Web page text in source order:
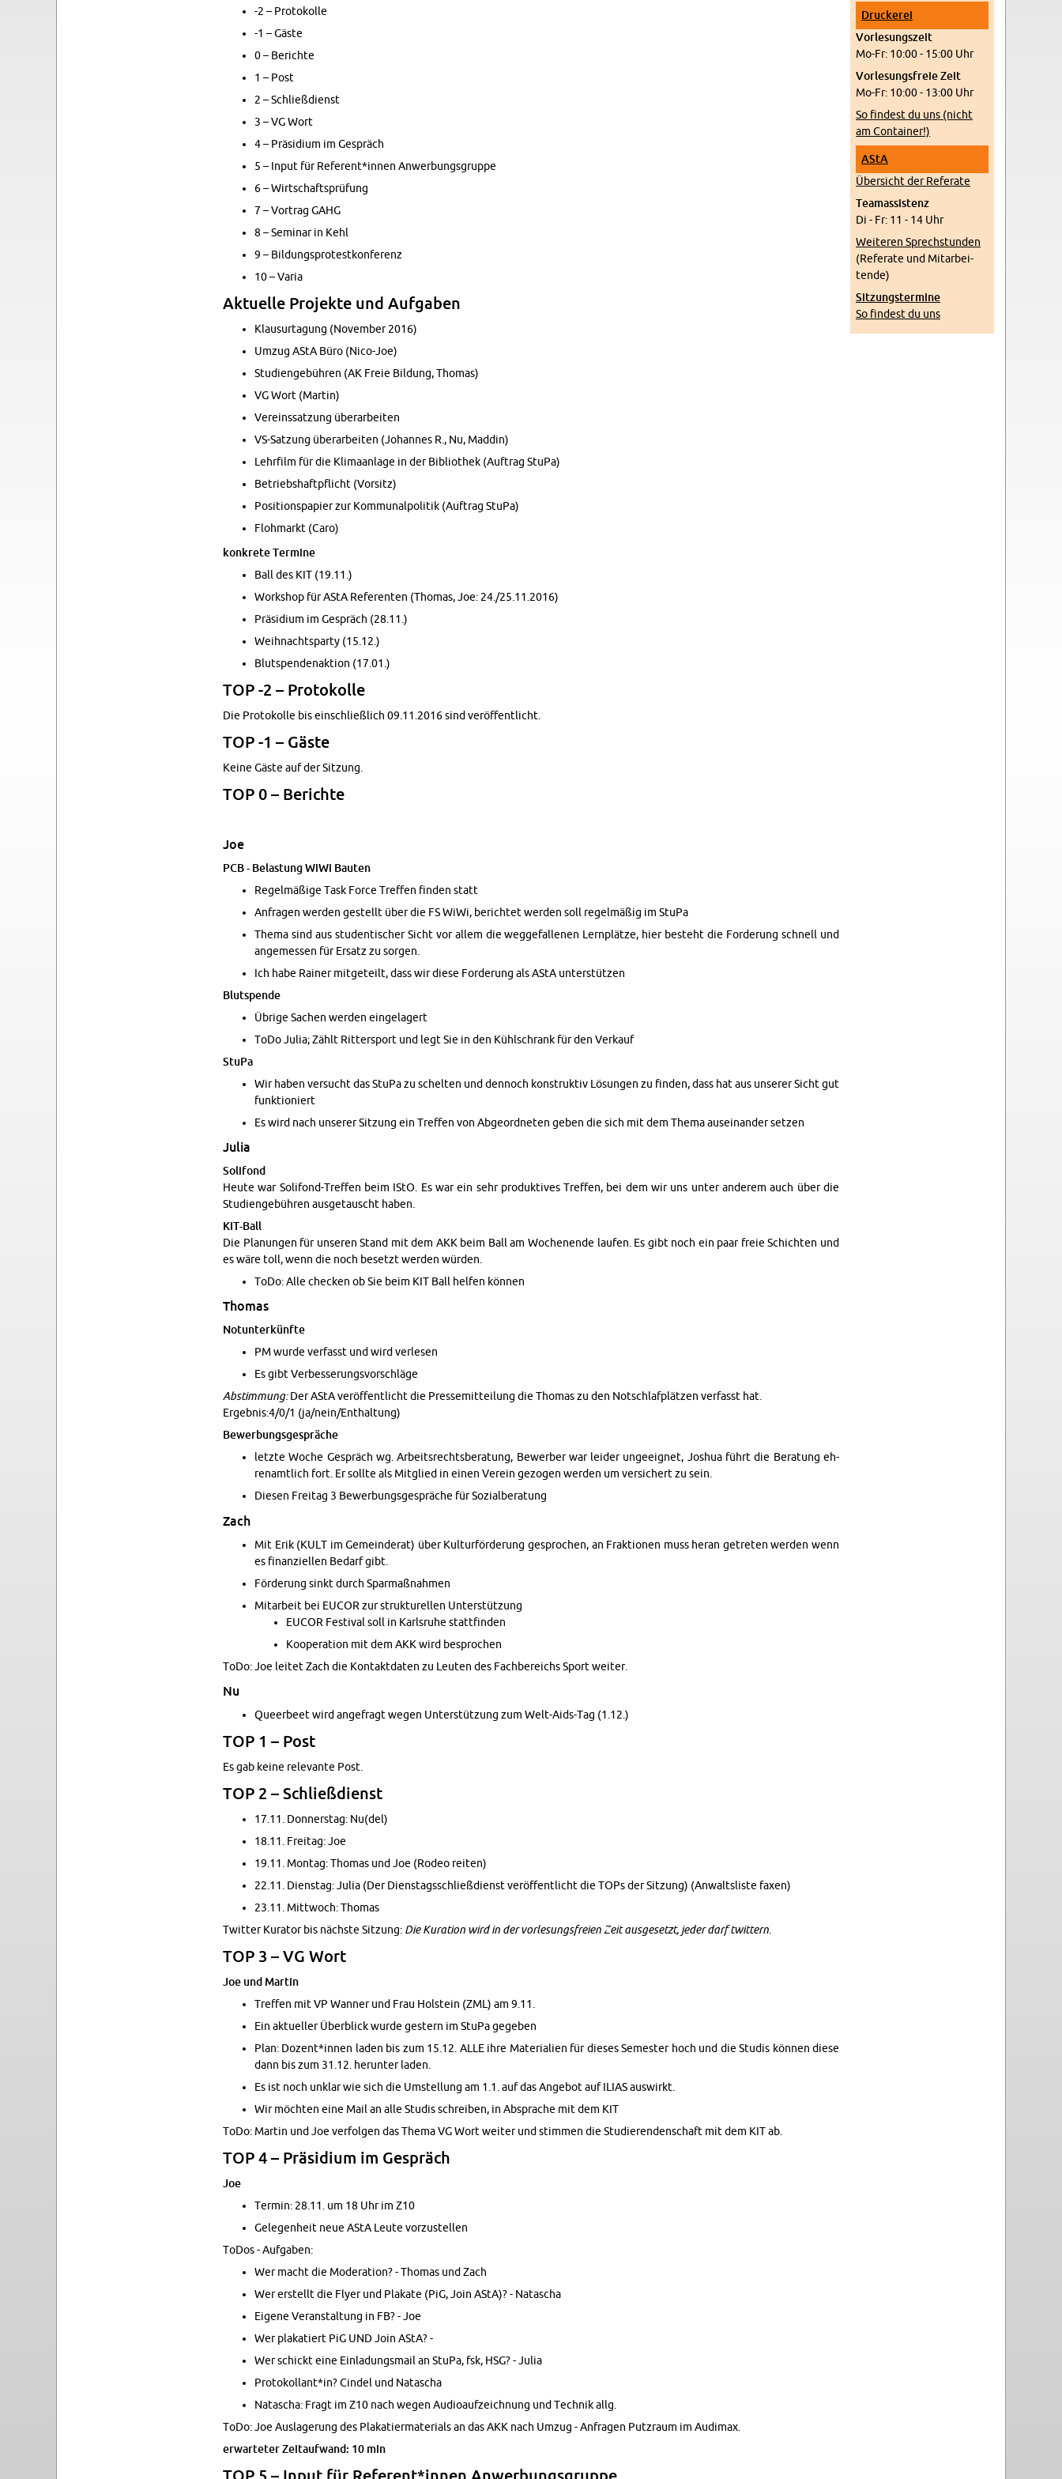
-2 – Pro­to­kol­le
-1 – Gäste
0 – Be­rich­te
1 – Post
2 – Schließ­dienst
3 – VG Wort
4 – Prä­si­di­um im Ge­spräch
5 – Input für Re­fe­rent*innen An­wer­bungs­grup­pe
6 – Wirt­schafts­prü­fung
7 – Vor­trag GAHG
8 – Se­mi­nar in Kehl
9 – Bil­dungs­pro­test­kon­fe­renz
10 – Varia
Ak­tu­el­le Pro­jek­te und Auf­ga­ben
Klau­sur­ta­gung (No­vem­ber 2016)
Umzug AStA Büro (Ni­co-Joe)
Stu­di­en­ge­büh­ren (AK Freie Bil­dung, Tho­mas)
VG Wort (Mar­tin)
Ver­eins­sat­zung über­ar­bei­ten
VS-Sat­zung über­ar­bei­ten (Jo­han­nes R., Nu, Ma­d­din)
Lehr­film für die Kli­ma­an­la­ge in der Bi­blio­thek (Auf­trag StuPa)
Be­triebs­haft­pflicht (Vor­sitz)
Po­si­ti­ons­pa­pier zur Kom­mu­nal­po­li­tik (Auf­trag StuPa)
Floh­markt (Caro)
kon­kre­te Ter­mi­ne
Ball des KIT (19.11.)
Work­shop für AStA Re­fe­ren­ten (Tho­mas, Joe: 24./25.11.2016)
Prä­si­di­um im Ge­spräch (28.11.)
Weih­nachts­par­ty (15.12.)
Blut­spen­den­ak­ti­on (17.01.)
TOP -2 – Pro­to­kol­le
Die Pro­to­kol­le bis ein­schließ­lich 09.11.2016 sind ver­öf­fent­licht.
TOP -1 – Gäste
Keine Gäste auf der Sit­zung.
TOP 0 – Be­rich­te
Joe
PCB - Be­las­tung WiWi Bau­ten
Re­gel­mä­ßi­ge Task Force Tref­fen fin­den statt
An­fra­gen wer­den ge­stellt über die FS WiWi, be­rich­tet wer­den soll re­gel­mä­ßig im StuPa
Thema sind aus stu­den­ti­scher Sicht vor allem die weg­ge­fal­le­nen Lern­plät­ze, hier be­steht die For­de­rung schnell und
an­ge­mes­sen für Er­satz zu sor­gen.
Ich habe Rai­ner mit­ge­teilt, dass wir diese For­de­rung als AStA un­ter­stüt­zen
Blut­spen­de
Üb­ri­ge Sa­chen wer­den ein­ge­la­gert
ToDo Julia; Zählt Rit­ter­sport und legt Sie in den Kühl­schrank für den Ver­kauf
StuPa
Wir haben ver­sucht das StuPa zu schel­ten und den­noch kon­struk­tiv Lö­sun­gen zu fin­den, dass hat aus un­se­rer Sicht gut
funk­tio­niert
Es wird nach un­se­rer Sit­zung ein Tref­fen von Ab­ge­ord­ne­ten geben die sich mit dem Thema aus­ein­an­der set­zen
Julia
So­li­fond
Heute war So­li­fond-Tref­fen beim IStO. Es war ein sehr pro­duk­ti­ves Tref­fen, bei dem wir uns unter an­de­rem auch über die
Stu­di­en­ge­büh­ren aus­ge­tauscht haben.
KIT-Ball
Die Pla­nun­gen für un­se­ren Stand mit dem AKK beim Ball am Wo­chen­en­de lau­fen. Es gibt noch ein paar freie Schich­ten und
es wäre toll, wenn die noch be­setzt wer­den wür­den.
ToDo: Alle che­cken ob Sie beim KIT Ball hel­fen kön­nen
Tho­mas
Not­un­ter­künf­te
PM wurde ver­fasst und wird ver­le­sen
Es gibt Ver­bes­se­rungs­vor­schlä­ge
Ab­stim­mung:Der AStA ver­öf­fent­licht die Pres­se­mit­tei­lung die Tho­mas zu den Not­schlaf­plät­zen ver­fasst hat.
Er­geb­nis:4/0/1 (ja/nein/Ent­hal­tung)
Be­wer­bungs­ge­sprä­che
letz­te Woche Ge­spräch wg. Ar­beits­rechts­be­ra­tung, Be­wer­ber war lei­der un­ge­eig­net, Jos­hua führt die Be­ra­tung eh­
ren­amt­lich fort. Er soll­te als Mit­glied in einen Ver­ein ge­zo­gen wer­den um ver­si­chert zu sein.
Die­sen Frei­tag 3 Be­wer­bungs­ge­sprä­che für So­zi­al­be­ra­tung
Zach
Mit Erik (KULT im Ge­mein­de­rat) über Kul­tur­för­de­rung ge­spro­chen, an Frak­tio­nen muss heran ge­tre­ten wer­den wenn
es fi­nan­zi­el­len Be­darf gibt.
För­de­rung sinkt durch Spar­maß­nah­men
Mit­ar­beit bei EUCOR zur struk­tu­rel­len Un­ter­stüt­zung
EUCOR Fes­ti­val soll in Karls­ru­he statt­fin­den
Ko­ope­ra­ti­on mit dem AKK wird be­spro­chen
ToDo: Joe lei­tet Zach die Kon­takt­da­ten zu Leu­ten des Fach­be­reichs Sport wei­ter.
Nu
Queer­beet wird an­ge­fragt wegen Un­ter­stüt­zung zum Welt-Aids-Tag (1.12.)
TOP 1 – Post
Es gab keine re­le­van­te Post.
TOP 2 – Schließ­dienst
17.11. Don­ners­tag: Nu(del)
18.11. Frei­tag: Joe
19.11. Mon­tag: Tho­mas und Joe (Rodeo rei­ten)
22.11. Diens­tag: Julia (Der Diens­tags­schließ­dienst ver­öf­fent­licht die TOPs der Sit­zung) (An­walts­lis­te faxen)
23.11. Mitt­woch: Tho­mas
Twit­ter Ku­ra­tor bis nächs­te Sit­zung: Die Ku­ra­ti­on wird in der vor­le­sungs­frei­en Zeit aus­ge­setzt, jeder darf twit­tern.
TOP 3 – VG Wort
Joe und Mar­tin
Tref­fen mit VP Wan­ner und Frau Hol­stein (ZML) am 9.11.
Ein ak­tu­el­ler Über­blick wurde ges­tern im StuPa ge­ge­ben
Plan: Do­zent*innen laden bis zum 15.12. ALLE ihre Ma­te­ria­li­en für die­ses Se­mes­ter hoch und die Stu­dis kön­nen diese
dann bis zum 31.12. her­un­ter laden.
Es ist noch un­klar wie sich die Um­stel­lung am 1.1. auf das An­ge­bot auf ILIAS aus­wirkt.
Wir möch­ten eine Mail an alle Stu­dis schrei­ben, in Ab­spra­che mit dem KIT
ToDo: Mar­tin und Joe ver­fol­gen das Thema VG Wort wei­ter und stim­men die Stu­die­ren­den­schaft mit dem KIT ab.
TOP 4 – Prä­si­di­um im Ge­spräch
Joe
Ter­min: 28.11. um 18 Uhr im Z10
Ge­le­gen­heit neue AStA Leute vor­zu­stel­len
ToDos - Auf­ga­ben:
Wer macht die Mo­dera­ti­on? - Tho­mas und Zach
Wer er­stellt die Flyer und Pla­ka­te (PiG, Join AStA)? - Na­ta­scha
Ei­ge­ne Ver­an­stal­tung in FB? - Joe
Wer pla­ka­tiert PiG UND Join AStA? -
Wer schickt eine Ein­la­dungs­mail an StuPa, fsk, HSG? - Julia
Pro­to­kol­lant*in? Cin­del und Na­ta­scha
Na­ta­scha: Fragt im Z10 nach wegen Au­dio­auf­zeich­nung und Tech­nik allg.
ToDo: Joe Aus­la­ge­rung des Pla­ka­tier­ma­te­ri­als an das AKK nach Umzug - An­fra­gen Putz­raum im Au­di­max.
er­war­te­ter Zeit­auf­wand: 10 min
Dru­cke­rei
Vor­le­sungs­zeit
Mo-Fr: 10:00 - 15:00 Uhr
Vor­le­sungs­freie Zeit
Mo-Fr: 10:00 - 13:00 Uhr
So fin­dest du uns (nicht
am Con­tai­ner!)
AStA
Über­sicht der Re­fe­ra­te
Tea­m­as­sis­tenz
Di - Fr: 11 - 14 Uhr
Wei­te­ren Sprech­stun­den
(Re­fe­ra­te und Mit­ar­bei­
ten­de)
Sit­zungs­ter­mi­ne
So fin­dest du uns